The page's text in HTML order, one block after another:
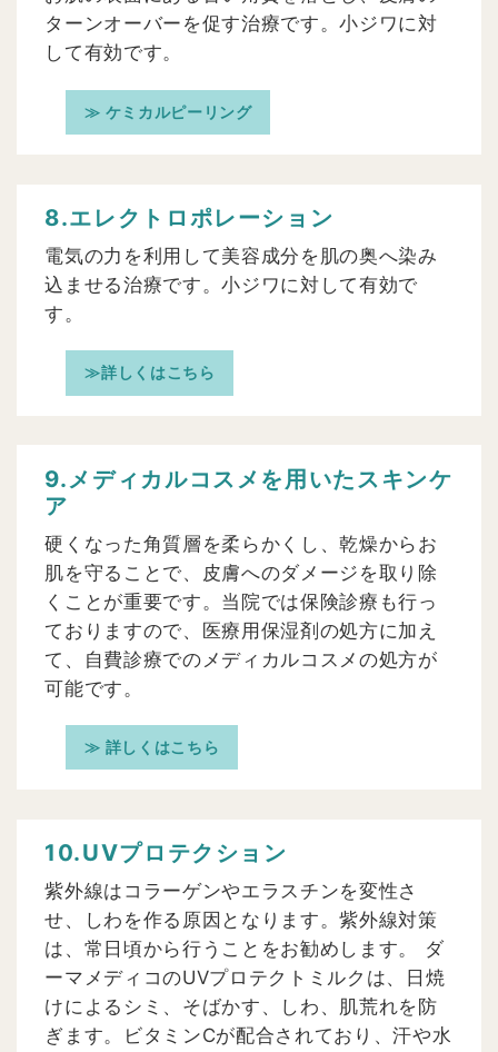
ターンオーバーを促す治療です。小ジワに対
して有効です。
≫ ケミカルピーリング
8.エレクトロポレーション
電気の力を利用して美容成分を肌の奥へ染み
込ませる治療です。小ジワに対して有効で
す。
≫詳しくはこちら
9.メディカルコスメを用いたスキンケ
ア
硬くなった角質層を柔らかくし、乾燥からお
肌を守ることで、皮膚へのダメージを取り除
くことが重要です。当院では保険診療も行っ
ておりますので、医療用保湿剤の処方に加え
て、自費診療でのメディカルコスメの処方が
可能です。
≫ 詳しくはこちら
10.UVプロテクション
紫外線はコラーゲンやエラスチンを変性さ
せ、しわを作る原因となります。紫外線対策
は、常日頃から行うことをお勧めします。 ダ
ーマメディコのUVプロテクトミルクは、日焼
けによるシミ、そばかす、しわ、肌荒れを防
ぎます。ビタミンCが配合されており、汗や水